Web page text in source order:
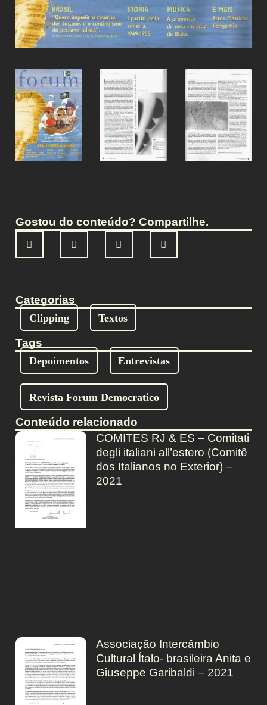
Gostou do conteúdo? Compartilhe.
Categorias
Clipping Textos
Tags
Depoimentos Entrevistas
Revista Forum Democratico
Conteúdo relacionado
COMITES RJ & ES – Comitati
degli italiani all’estero (Comitê
dos Italianos no Exterior) –
2021
Associação Intercâmbio
Cultural Ítalo- brasileira Anita e
Giuseppe Garibaldi – 2021